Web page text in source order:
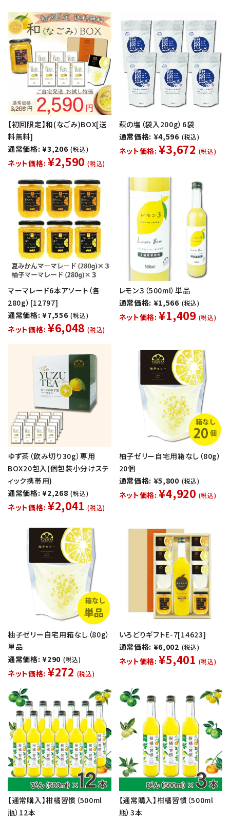
【初回限定】和(なごみ)BOX[送
料無料]
通常価格: ¥3,206 (税込)
ネット価格: ¥2,590 (税込)
萩の塩（袋入200g）6袋
通常価格: ¥4,596 (税込)
ネット価格: ¥3,672 (税込)
マーマレード6本アソート（各
280g）[12797]
通常価格: ¥7,556 (税込)
ネット価格: ¥6,048 (税込)
レモン３（500ml）単品
通常価格: ¥1,566 (税込)
ネット価格: ¥1,409 (税込)
ゆず茶（飲み切り30g）専用
BOX20包入(個包装小分けステ
ィック携帯用)
通常価格: ¥2,268 (税込)
ネット価格: ¥2,041 (税込)
柚子ゼリー自宅用箱なし（80g）
20個
通常価格: ¥5,800 (税込)
ネット価格: ¥4,920 (税込)
柚子ゼリー自宅用箱なし（80g）
単品
通常価格: ¥290 (税込)
ネット価格: ¥272 (税込)
いろどりギフトE-7[14623]
通常価格: ¥6,002 (税込)
ネット価格: ¥5,401 (税込)
【通常購入】柑橘習慣（500ml
瓶）12本
【通常購入】柑橘習慣（500ml
瓶）3本